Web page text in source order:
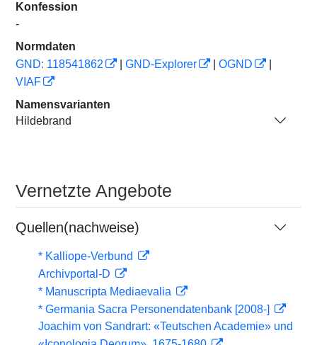
Konfession
-
Normdaten
GND: 118541862
GND-Explorer OGND
VIAF
Namensvarianten
Hildebrand
Vernetzte Angebote
Quellen(nachweise)
* Kalliope-Verbund
Archivportal-D
* Manuscripta Mediaevalia
* Germania Sacra Personendatenbank [2008-]
Joachim von Sandrart: «Teutschen Academie» und